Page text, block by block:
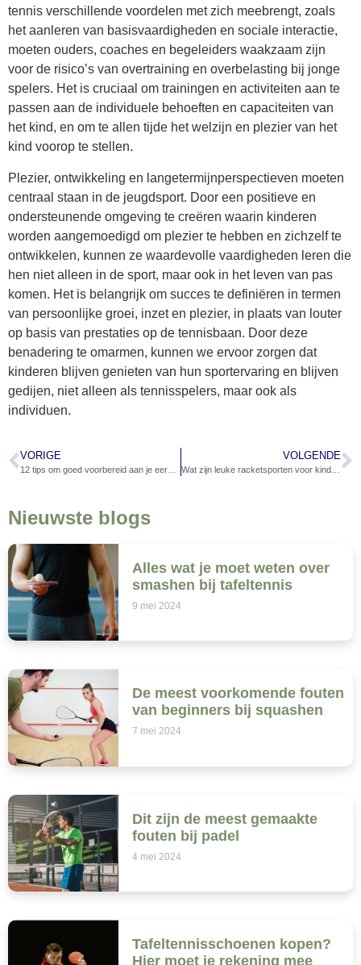
tennis verschillende voordelen met zich meebrengt, zoals
het aanleren van basisvaardigheden en sociale interactie,
moeten ouders, coaches en begeleiders waakzaam zijn
voor de risico’s van overtraining en overbelasting bij jonge
spelers. Het is cruciaal om trainingen en activiteiten aan te
passen aan de individuele behoeften en capaciteiten van
het kind, en om te allen tijde het welzijn en plezier van het
kind voorop te stellen.
Plezier, ontwikkeling en langetermijnperspectieven moeten
centraal staan in de jeugdsport. Door een positieve en
ondersteunende omgeving te creëren waarin kinderen
worden aangemoedigd om plezier te hebben en zichzelf te
ontwikkelen, kunnen ze waardevolle vaardigheden leren die
hen niet alleen in de sport, maar ook in het leven van pas
komen. Het is belangrijk om succes te definiëren in termen
van persoonlijke groei, inzet en plezier, in plaats van louter
op basis van prestaties op de tennisbaan. Door deze
benadering te omarmen, kunnen we ervoor zorgen dat
kinderen blijven genieten van hun sportervaring en blijven
gedijen, niet alleen als tennisspelers, maar ook als
individuen.
VORIGE VOLGENDE
Wat zijn leuke racketsporten voor kinderen?
Nieuwste blogs
Alles wat je moet weten over
smashen bij tafeltennis
9 mei 2024
De meest voorkomende fouten
van beginners bij squashen
7 mei 2024
Dit zijn de meest gemaakte
fouten bij padel
4 mei 2024
Tafeltennisschoenen kopen?
Hier moet je rekening mee